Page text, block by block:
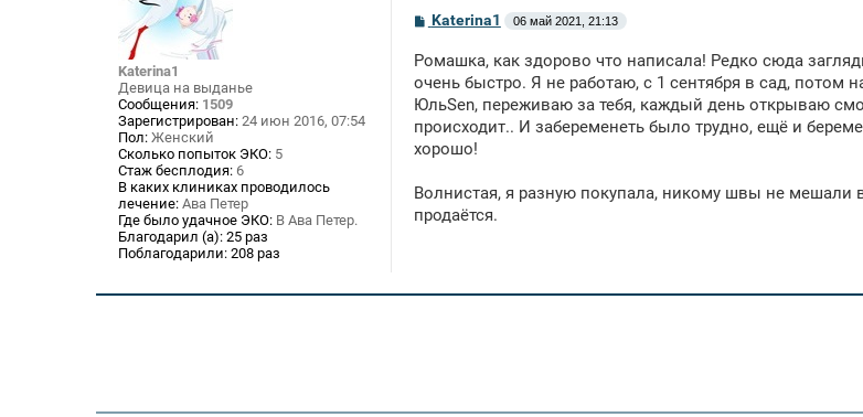
Katerina1
Девица на выданье
Сообщения: 1509
Зарегистрирован: 24 июн 2016, 07:54
Пол: Женский
Сколько попыток ЭКО: 5
Стаж бесплодия: 6
В каких клиниках проводилось
лечение: Ава Петер
Где было удачное ЭКО: В Ава Петер.
Благодарил (а): 25 раз
Поблагодарили: 208 раз
С
б
щ
н
и
Katerina1 06 май 2021, 21:13
Ромашка, как здорово что написала! Редко сюда
очень быстро. Я не работаю, с 1 сентября в сад, потом
ЮльSen, переживаю за тебя, каждый день открываю
происходит.. И забеременеть было трудно, ещё и
хорошо!
Волнистая, я разную покупала, никому швы не
продаётся.